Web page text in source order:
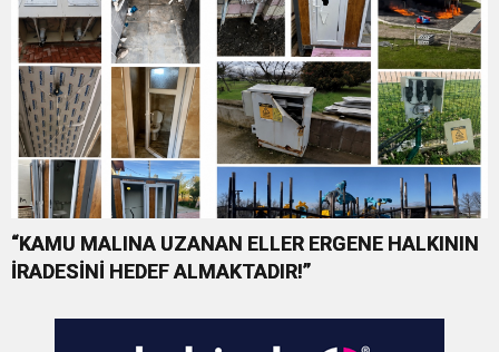
“KAMU MALINA UZANAN ELLER ERGENE HALKININ
İRADESİNİ HEDEF ALMAKTADIR!”